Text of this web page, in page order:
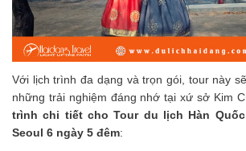
Với lịch trình đa dạng và trọn gói, tour này
những trải nghiệm đáng nhớ tại xứ sở Kim
trình chi tiết cho Tour du lịch Hàn
Seoul 6 ngày 5 đêm: